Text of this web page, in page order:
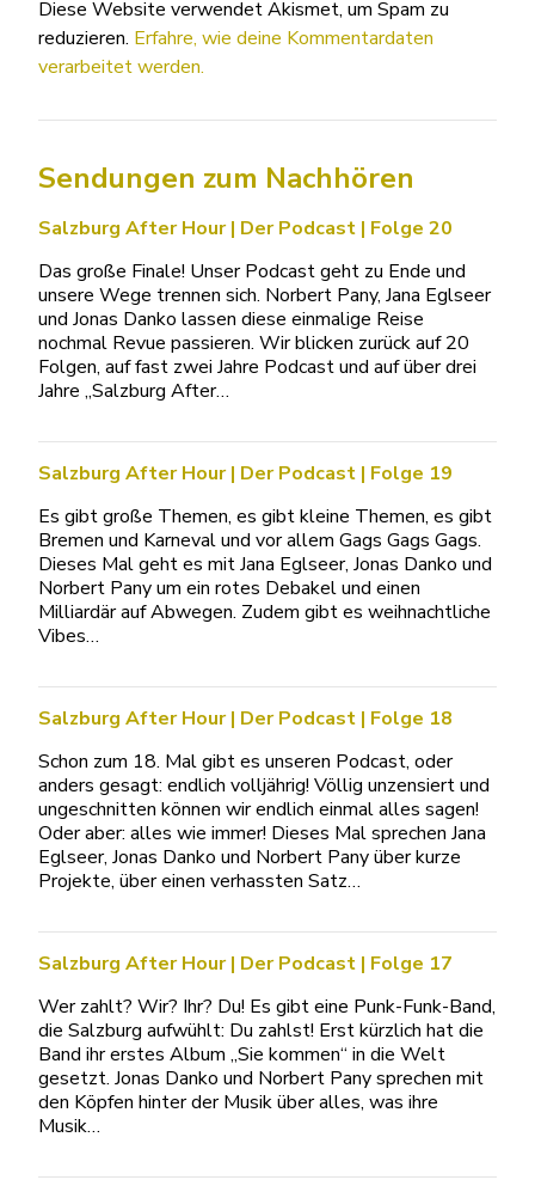
Diese Website verwendet Akismet, um Spam zu
reduzieren. Erfahre, wie deine Kommentardaten
verarbeitet werden.
Sendungen zum Nachhören
Salzburg After Hour | Der Podcast | Folge 20
Das große Finale! Unser Podcast geht zu Ende und
unsere Wege trennen sich. Norbert Pany, Jana Eglseer
und Jonas Danko lassen diese einmalige Reise
nochmal Revue passieren. Wir blicken zurück auf 20
Folgen, auf fast zwei Jahre Podcast und auf über drei
Jahre „Salzburg After…
Salzburg After Hour | Der Podcast | Folge 19
Es gibt große Themen, es gibt kleine Themen, es gibt
Bremen und Karneval und vor allem Gags Gags Gags.
Dieses Mal geht es mit Jana Eglseer, Jonas Danko und
Norbert Pany um ein rotes Debakel und einen
Milliardär auf Abwegen. Zudem gibt es weihnachtliche
Vibes…
Salzburg After Hour | Der Podcast | Folge 18
Schon zum 18. Mal gibt es unseren Podcast, oder
anders gesagt: endlich volljährig! Völlig unzensiert und
ungeschnitten können wir endlich einmal alles sagen!
Oder aber: alles wie immer! Dieses Mal sprechen Jana
Eglseer, Jonas Danko und Norbert Pany über kurze
Projekte, über einen verhassten Satz…
Salzburg After Hour | Der Podcast | Folge 17
Wer zahlt? Wir? Ihr? Du! Es gibt eine Punk-Funk-Band,
die Salzburg aufwühlt: Du zahlst! Erst kürzlich hat die
Band ihr erstes Album „Sie kommen“ in die Welt
gesetzt. Jonas Danko und Norbert Pany sprechen mit
den Köpfen hinter der Musik über alles, was ihre
Musik…